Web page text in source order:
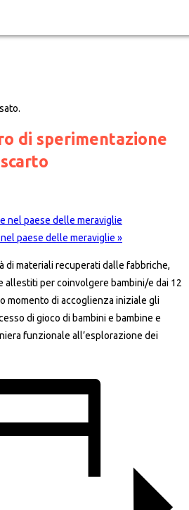
di sperimentazione
nel paese delle meraviglie
paese delle meraviglie »
di materiali recuperati dalle fabbriche,
allestiti per coinvolgere bambini/e dai 12
momento di accoglienza iniziale gli
di gioco di bambini e bambine e
funzionale all’esplorazione dei